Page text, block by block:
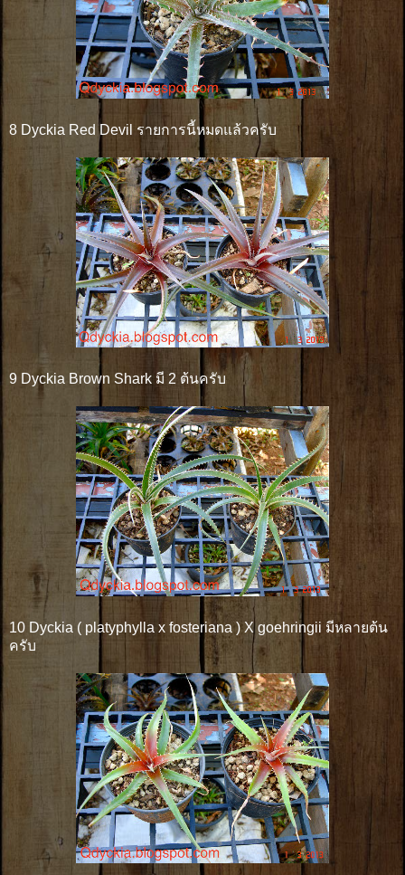
8 Dyckia Red Devil รายการนี้หมดแล้วครับ
9 Dyckia Brown Shark มี 2 ต้นครับ
10 Dyckia ( platyphylla x fosteriana ) X goehringii มีหลายต้น
ครับ